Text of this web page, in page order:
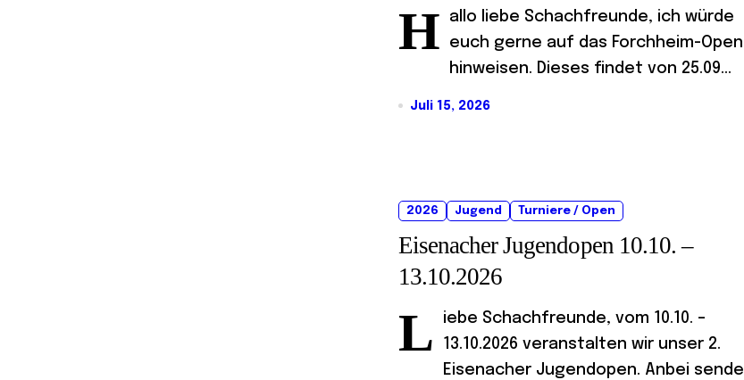
H
allo liebe Schachfreunde, ich würde
euch gerne auf das Forchheim-Open
hinweisen. Dieses findet von 25.09...
Juli 15, 2026
2026 Jugend Turniere / Open
Eisenacher Jugendopen 10.10. –
13.10.2026
L
iebe Schachfreunde, vom 10.10. –
13.10.2026 veranstalten wir unser 2.
Eisenacher Jugendopen. Anbei sende